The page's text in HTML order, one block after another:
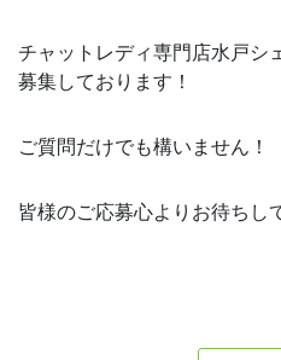
チャットレディ専門店水戸シ
募集しております！
ご質問だけでも構いません！
皆様のご応募心よりお待ちし